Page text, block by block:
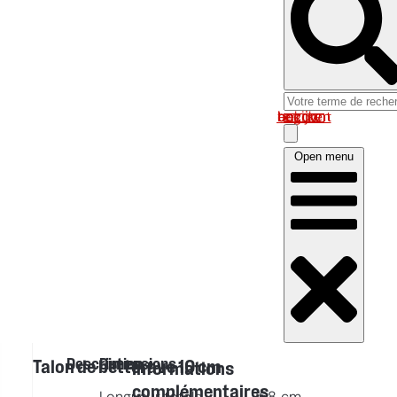
Log in om uw account te bekijken
Open menu
Talon de betterave 10 cm
Description
Dimensions
Informations
complémentaires